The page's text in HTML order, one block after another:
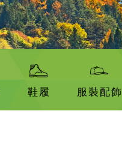
鞋履 服裝配飾